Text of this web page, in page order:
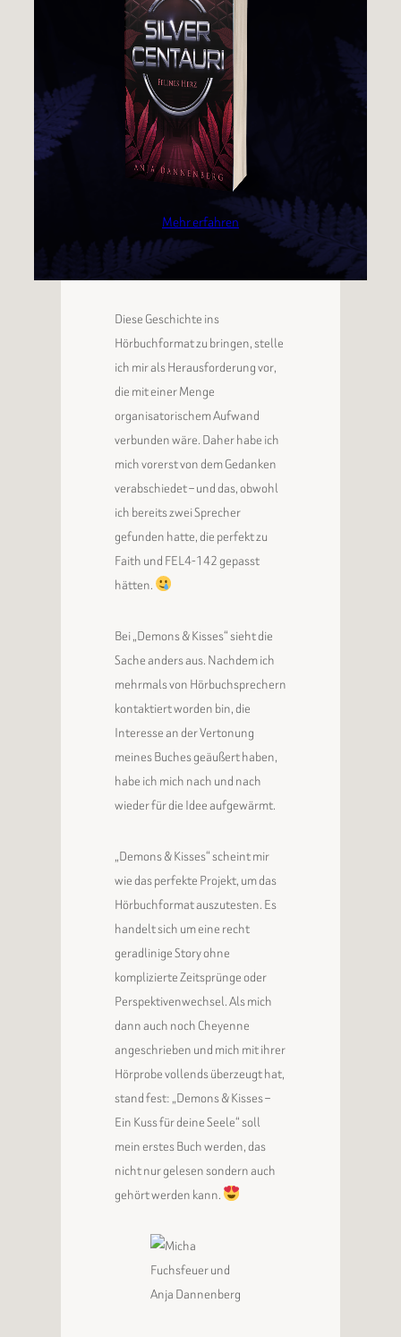
Mehr erfahren
Diese Geschichte ins
Hörbuchformat zu bringen, stelle
ich mir als Herausforderung vor,
die mit einer Menge
organisatorischem Aufwand
verbunden wäre. Daher habe ich
mich vorerst von dem Gedanken
verabschiedet – und das, obwohl
ich bereits zwei Sprecher
gefunden hatte, die perfekt zu
Faith und FEL4-142 gepasst
hätten.
Bei „Demons & Kisses“ sieht die
Sache anders aus. Nachdem ich
mehrmals von Hörbuchsprechern
kontaktiert worden bin, die
Interesse an der Vertonung
meines Buches geäußert haben,
habe ich mich nach und nach
wieder für die Idee aufgewärmt.
„Demons & Kisses“ scheint mir
wie das perfekte Projekt, um das
Hörbuchformat auszutesten. Es
handelt sich um eine recht
geradlinige Story ohne
komplizierte Zeitsprünge oder
Perspektivenwechsel. Als mich
dann auch noch Cheyenne
angeschrieben und mich mit ihrer
Hörprobe vollends überzeugt hat,
stand fest: „Demons & Kisses –
Ein Kuss für deine Seele“ soll
mein erstes Buch werden, das
nicht nur gelesen sondern auch
gehört werden kann.